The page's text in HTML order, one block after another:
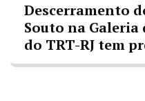
Descerramento
Souto na Galeria
do TRT-RJ tem